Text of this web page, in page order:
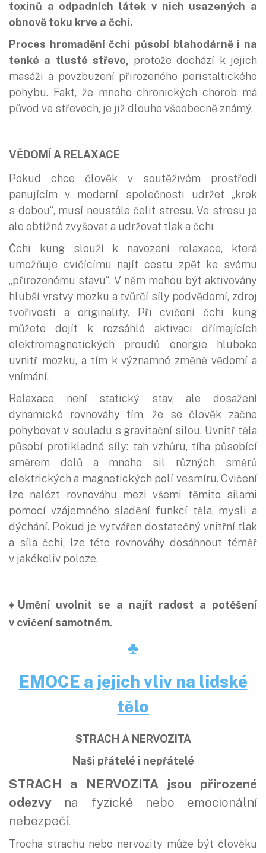
toxinů a odpadních látek v nich usazených a
obnově toku krve a čchi.
Proces hromadění čchi působí blahodárně i na
tenké a tlusté střevo, protože dochází k jejich
masáži a povzbuzení přirozeného peristaltického
pohybu. Fakt, že mnoho chronických chorob má
původ ve střevech, je již dlouho všeobecně známý.
VĚDOMÍ A RELAXACE
Pokud chce člověk v soutěživém prostředí
panujícím v moderní společnosti udržet „krok
s dobou“, musí neustále čelit stresu. Ve stresu je
ale obtížné zvyšovat a udržovat tlak a čchi
Čchi kung slouží k navození relaxace, která
umožňuje cvičícímu najít cestu zpět ke svému
„přirozenému stavu“. V něm mohou být aktivovány
hlubší vrstvy mozku a tvůrčí síly podvědomí, zdroj
tvořivosti a originality. Při cvičení čchi kung
můžete dojít k rozsáhlé aktivaci dřímajících
elektromagnetických proudů energie hluboko
uvnitř mozku, a tím k významné změně vědomí a
vnímání.
Relaxace není statický stav, ale dosažení
dynamické rovnováhy tím, že se člověk začne
pohybovat v souladu s gravitační silou. Uvnitř těla
působí protikladné síly: tah vzhůru, tíha působící
směrem dolů a mnoho sil různých směrů
elektrických a magnetických polí vesmíru. Cvičení
lze nalézt rovnováhu mezi všemi těmito silami
pomocí vzájemného sladění funkcí těla, mysli a
dýchání. Pokud je vytvářen dostatečný vnitřní tlak
a síla čchi, lze této rovnováhy dosáhnout téměř
v jakékoliv poloze.
♦Umění uvolnit se a najít radost a potěšení
v cvičení samotném.
♣
EMOCE a jejich vliv na lidské
tělo
STRACH A NERVOZITA
Naši přátelé i nepřátelé
STRACH a NERVOZITAjsou přirozené
odezvy na fyzické nebo emocionální
nebezpečí.
Trocha strachu nebo nervozity může být člověku